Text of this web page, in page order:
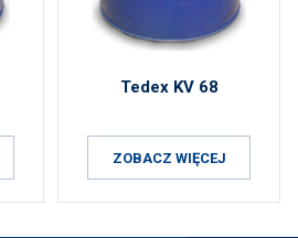
Tedex KV 68
ZOBACZ WIĘCEJ